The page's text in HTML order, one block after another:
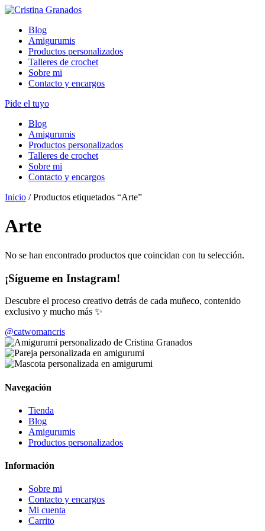
Skip
contentBlog
Amigurumis
Productos personalizados
Talleres de crochet
Sobre mi
Contacto y encargos
Pide el tuyo
Blog
Amigurumis
Productos personalizados
Talleres de crochet
Sobre mi
Contacto y encargos
Inicio / Productos etiquetados “Arte”
Arte
No se han encontrado productos que coincidan con tu selección.
¡Sígueme en Instagram!
Descubre el proceso creativo detrás de cada muñeco, contenido
exclusivo y mucho más ✨
@catwomancris
Navegación
Tienda
Blog
Amigurumis
Productos personalizados
Información
Sobre mi
Contacto y encargos
Mi cuenta
Carrito